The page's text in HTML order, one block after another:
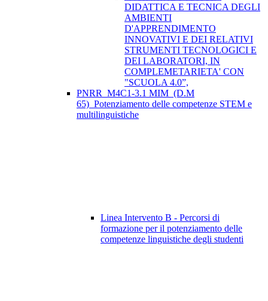
DIDATTICA E TECNICA DEGLI
AMBIENTI
D'APPRENDIMENTO
INNOVATIVI E DEI RELATIVI
STRUMENTI TECNOLOGICI E
DEI LABORATORI, IN
COMPLEMETARIETA' CON
"SCUOLA 4.0”,
PNRR_M4C1-3.1 MIM_(D.M
65)_Potenziamento delle competenze STEM e
multilinguistiche
Linea Intervento B - Percorsi di
formazione per il potenziamento delle
competenze linguistiche degli studenti